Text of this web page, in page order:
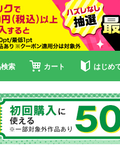
索 カート はじめ